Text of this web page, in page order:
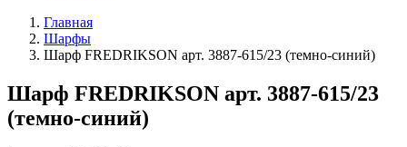
Главная
Шарфы
Шарф FREDRIKSON арт. 3887-615/23 (темно-синий)
Шарф FREDRIKSON арт. 3887-615/23
(темно-синий)